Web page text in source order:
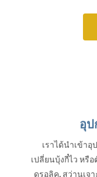
อุ
เราได้นำเข้า
เปลี่ยนบุ้งกี๋ไว หรื
ดรอลิค, สว่านเจ
เปอร์